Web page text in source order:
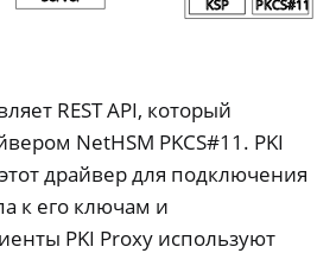
REST API, который
NetHSM PKCS#11. PKI
драйвер для подключения
к его ключам и
PKI Proxy используют